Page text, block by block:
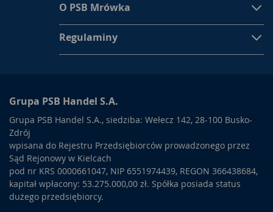
O PSB Mrówka
Regulaminy
Grupa PSB Handel S.A.
Grupa PSB Handel S.A., siedziba: Wełecz 142, 28-100 Busko-
Zdrój
wpisana do Rejestru Przedsiębiorców prowadzonego przez
Sąd Rejonowy w Kielcach
pod nr KRS 0000661047, NIP 6551974439, REGON 366438684,
kapitał wpłacony: 53.275.000,00 zł. Spółka posiada status
dużego przedsiębiorcy.